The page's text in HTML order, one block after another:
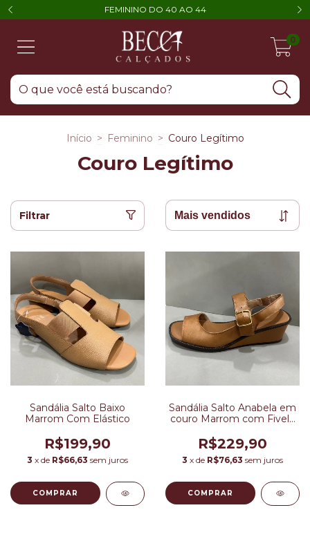
FEMININO DO 40 AO 44
0
Início > Feminino > Couro Legítimo
Couro Legítimo
Filtrar
Sandália Salto Baixo
Marrom Com Elástico
R$199,90
3 x de R$66,63 sem juros
COMPRAR
Sandália Salto Anabela em
couro Marrom com Fivela
R$229,90
3 x de R$76,63 sem juros
COMPRAR